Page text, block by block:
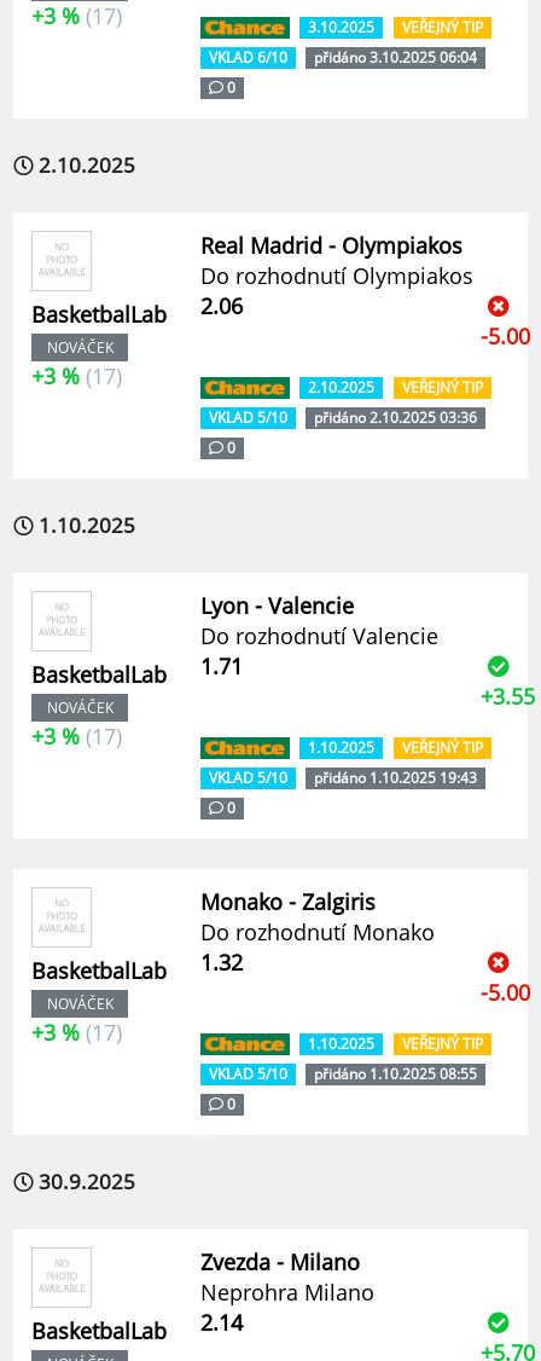
+3 % (17) 3.10.2025
VEŘEJNÝ TIP
VKLAD 6/10
přidáno 3.10.2025 06:04
0
2.10.2025
BasketbalLab
NOVÁČEK
+3 % (17)
Real Madrid - Olympiakos
Do rozhodnutí Olympiakos
2.06
-5.00
2.10.2025
VEŘEJNÝ TIP
VKLAD 5/10
přidáno 2.10.2025 03:36
0
1.10.2025
BasketbalLab
NOVÁČEK
+3 % (17)
Lyon - Valencie
Do rozhodnutí Valencie
1.71
+3.55
1.10.2025
VEŘEJNÝ TIP
VKLAD 5/10
přidáno 1.10.2025 19:43
0
BasketbalLab
NOVÁČEK
+3 % (17)
Monako - Zalgiris
Do rozhodnutí Monako
1.32
-5.00
1.10.2025
VEŘEJNÝ TIP
VKLAD 5/10
přidáno 1.10.2025 08:55
0
30.9.2025
BasketbalLab
Zvezda - Milano
Neprohra Milano
2.14
+5.70